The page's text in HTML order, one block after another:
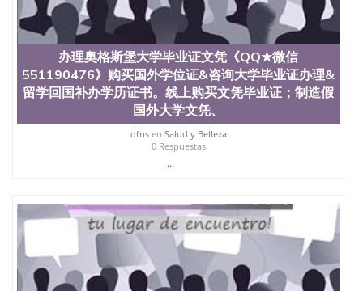
办理奥格斯堡大学毕业证文凭《QQ★微信
551190476》购买国外学位证&咨询大学毕业证办理&
留学回国补办学历证书。线上购买文凭毕业证；制造假
国外大学文凭、
dfnsen Salud y Belleza
0 Respuestas
...